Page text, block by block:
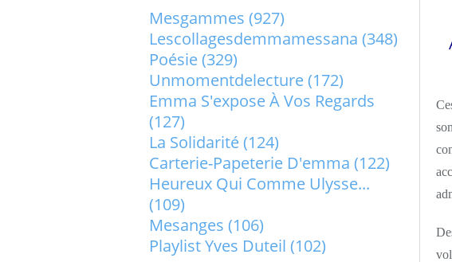
Mesgammes (927)
Lescollagesdemmamessana (348)
Poésie(329)
Unmomentdelecture(172)
Emma S'expose À Vos Regards
(127)
La Solidarité(124)
Carterie-Papeterie D'emma (122)
Heureux Qui Comme Ulysse...
(109)
Mesanges (106)
Playlist Yves Duteil (102)